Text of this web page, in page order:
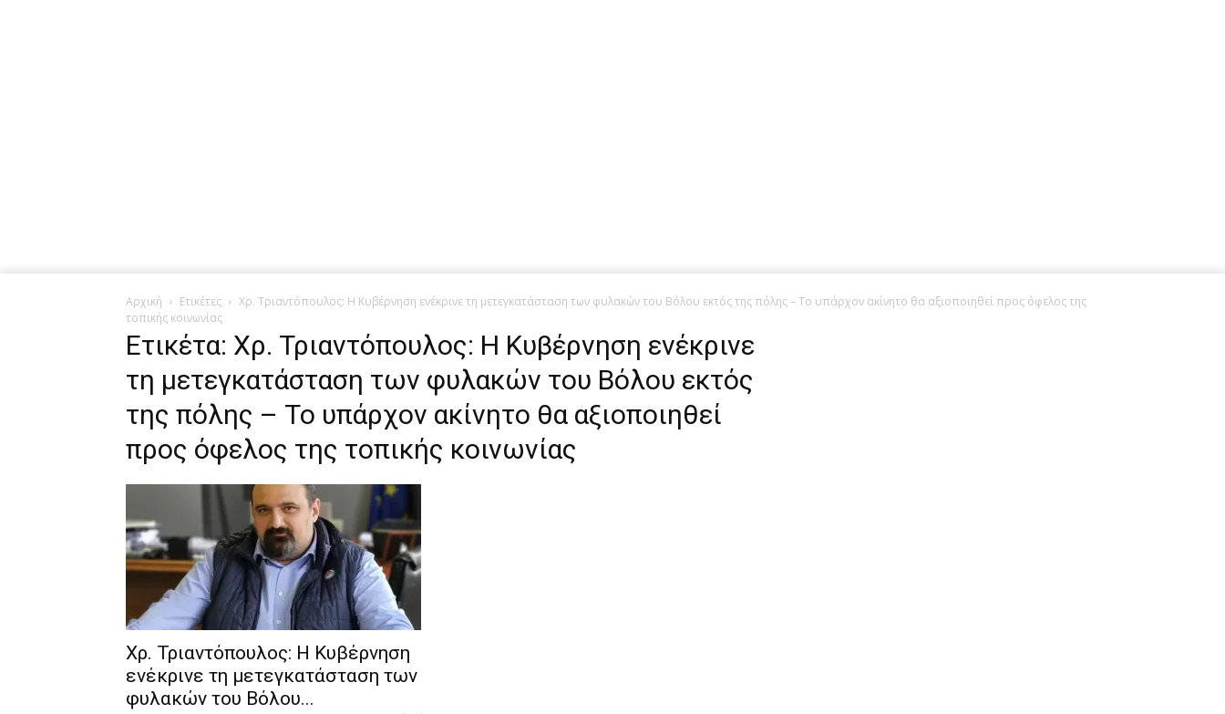
Αρχική Ετικέτες
Χρ. Τριαντόπουλος: Η Κυβέρνηση ενέκρινε τη μετεγκατάσταση των φυλακών του Βόλου εκτός της πόλης – Το υπάρχον ακίνητο θα αξιοποιηθεί προς όφελος της
τοπικής κοινωνίας
Ετικέτα: Χρ. Τριαντόπουλος: Η Κυβέρνηση ενέκρινε
τη μετεγκατάσταση των φυλακών του Βόλου εκτός
της πόλης – Το υπάρχον ακίνητο θα αξιοποιηθεί
προς όφελος της τοπικής κοινωνίας
Χρ. Τριαντόπουλος: Η Κυβέρνηση
ενέκρινε τη μετεγκατάσταση των
φυλακών του Βόλου...